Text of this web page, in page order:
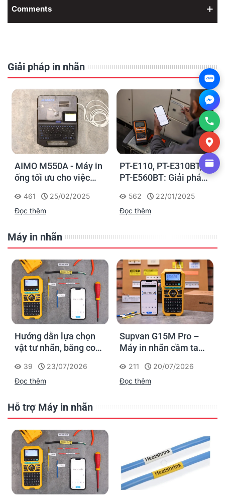
Comments
Giải pháp in nhãn
AIMO M550A - Máy in
ống tối ưu cho việc
nhận diện cáp điện,
cáp mạng
461
25/02/2025
Đọc thêm
PT-E110, PT-E310BT,
PT-E560BT: Giải pháp
nghiệp của Brother
562
22/01/2025
Đọc thêm
Máy in nhãn
Hướng dẫn lựa chọn
vật tư nhãn, băng co
Supvan G15M Pro
39
23/07/2026
Đọc thêm
Supvan G15M Pro –
Máy in nhãn cầm tay
dấu một lần, tra cứu
trọn đời công trình
211
20/07/2026
Đọc thêm
Hỗ trợ Máy in nhãn
Zalo